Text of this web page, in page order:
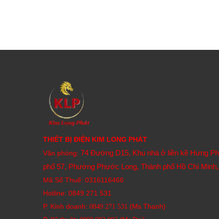
THIẾT BỊ ĐIỆN KIM LONG PHÁT
Văn phòng: 74 Đường D15, Khu nhà ở liền kề Hưng
phố 57, Phường Phước Long, Thành phố Hồ Chí
Mã Số Thuế: 0316116466
Hotline: 0849 271 531
P. Kinh doanh: 0849 271 531 (Ms Thanh)